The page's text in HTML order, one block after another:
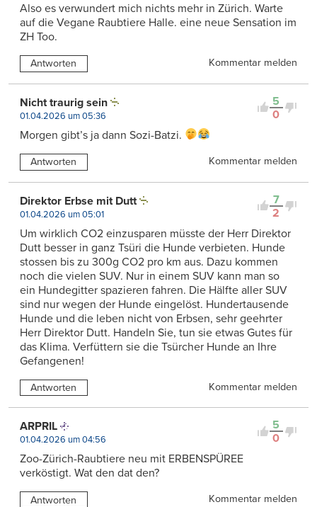
Also es verwundert mich nichts mehr in Zürich. Warte
auf die Vegane Raubtiere Halle. eine neue Sensation im
ZH Too.
Antworten Kommentar melden
5
0
Nicht traurig sein
01.04.2026 um 05:36
Morgen gibt’s ja dann Sozi-Batzi.
Antworten Kommentar melden
7
2
Direktor Erbse mit Dutt
01.04.2026 um 05:01
Um wirklich CO2 einzusparen müsste der Herr Direktor
Dutt besser in ganz Tsüri die Hunde verbieten. Hunde
stossen bis zu 300g CO2 pro km aus. Dazu kommen
noch die vielen SUV. Nur in einem SUV kann man so
ein Hundegitter spazieren fahren. Die Hälfte aller SUV
sind nur wegen der Hunde eingelöst. Hundertausende
Hunde und die leben nicht von Erbsen, sehr geehrter
Herr Direktor Dutt. Handeln Sie, tun sie etwas Gutes für
das Klima. Verfüttern sie die Tsürcher Hunde an Ihre
Gefangenen!
Antworten Kommentar melden
5
0
ARPRIL
01.04.2026 um 04:56
Zoo-Zürich-Raubtiere neu mit ERBENSPÜREE
verköstigt. Wat den dat den?
Antworten Kommentar melden